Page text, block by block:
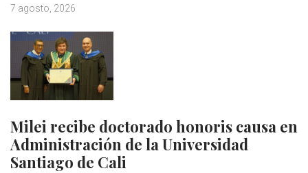
7 agosto, 2026
Milei recibe doctorado honoris causa en
Administración de la Universidad
Santiago de Cali